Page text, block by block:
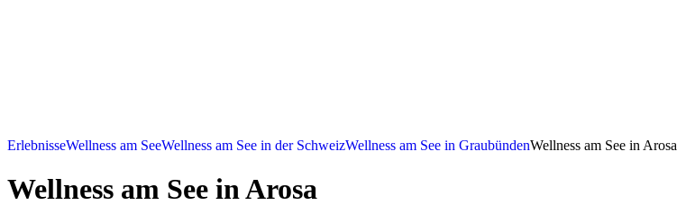
ErlebnisseWellness am SeeWellness am See in der SchweizWellness am See in GraubündenWellness am See in Arosa
Wellness am See in Arosa